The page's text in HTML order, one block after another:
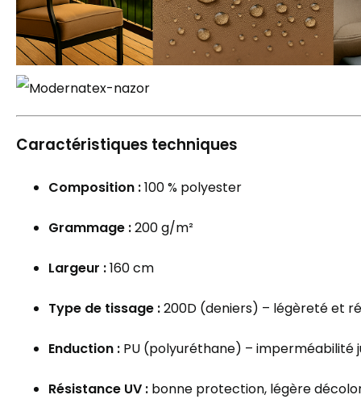
Caractéristiques techniques
Composition :100 % polyester
Grammage :200 g/m²
Largeur :160 cm
Type de tissage :200D (deniers) – légèreté et
Enduction : PU (polyuréthane) – imperméabilité
Résistance UV : bonne protection, légère